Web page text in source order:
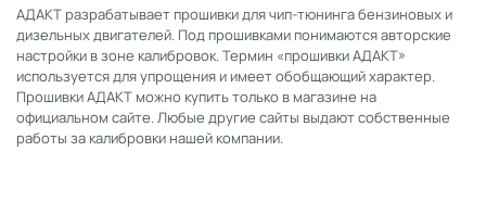
АДАКТ разрабатывает прошивки для чип-тюнинга бензиновых и
дизельных двигателей. Под прошивками понимаются авторские
настройки в зоне калибровок. Термин «прошивки АДАКТ»
используется для упрощения и имеет обобщающий характер.
Прошивки АДАКТ можно купить только в магазине на
официальном сайте. Любые другие сайты выдают собственные
работы за калибровки нашей компании.